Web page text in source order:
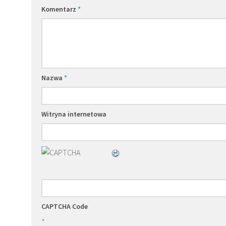
Komentarz *
Nazwa *
Witryna internetowa
CAPTCHA Code
*